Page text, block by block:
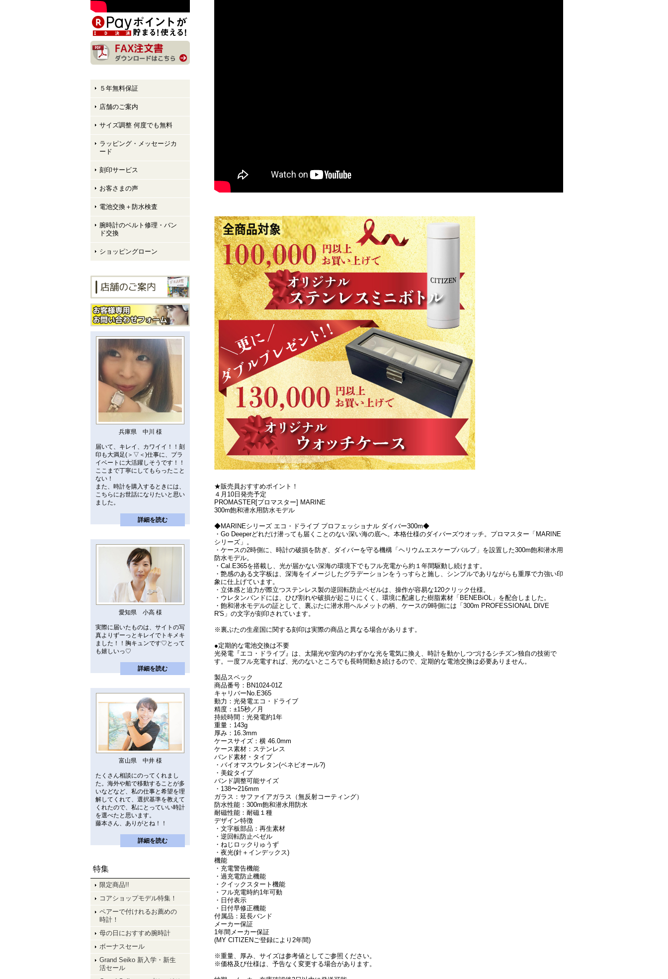
n ES9495-59E LIGHT in BL
ACK Eco-Drive 50th Anniver
sary Edition レディースモデ
ル 入荷しました！
５年無料保証
店舗のご案内
サイズ調整 何度でも無料
ラッピング・メッセージカ
ード
刻印サービス
お客さまの声
電池交換＋防水検査
腕時計のベルト修理・バン
ド交換
ショッピングローン
兵庫県 中川 様
届いて、キレイ、カワイイ！！刻
印も大満足(＞▽＜)仕事に、プラ
イベートに大活躍しそうです！！
ここまで丁寧にしてもらったこと
ない！
また、時計を購入するときには、
こちらにお世話になりたいと思い
ました。
詳細を読む
愛知県 小高 様
実際に届いたものは、サイトの写
真よりずーっとキレイでトキメキ
ました！！胸キュンです♡とって
も嬉しいっ♡
詳細を読む
富山県 中井 様
たくさん相談にのってくれまし
た。海外や船で移動することが多
いなどなど、私の仕事と希望を理
解してくれて、選択基準を教えて
くれたので、私にとっていい時計
を選べたと思います。
藤本さん、ありがとね！！
詳細を読む
特集
限定商品!!
コアショップモデル特集！
ペアーで付けれるお薦めの
時計！
母の日におすすめ腕時計
ボーナスセール
Grand Seiko 新入学・新生
活セール
★販売員おすすめポイント！
４月10日発売予定
PROMASTER[プロマスター] MARINE
300m飽和潜水用防水モデル
◆MARINEシリーズ エコ・ドライブ プロフェッショナル ダイバー300m◆
・Go Deeperどれだけ潜っても届くことのない深い海の底へ。本格仕様のダイバーズウオッチ。プロマスター「MARINE
シリーズ」。
・ケースの2時側に、時計の破損を防ぎ、ダイバーを守る機構「ヘリウムエスケープバルブ」を設置した300m飽和潜水用
防水モデル。
・Cal.E365を搭載し、光が届かない深海の環境下でもフル充電から約１年間駆動し続けます。
・艶感のある文字板は、深海をイメージしたグラデーションをうっすらと施し、シンプルでありながらも重厚で力強い印
象に仕上げています。
・立体感と迫力が際立つステンレス製の逆回転防止ベゼルは、操作が容易な120クリック仕様。
・ウレタンバンドには、ひび割れや破損が起こりにくく、環境に配慮した樹脂素材「BENEBiOL」を配合しました。
・飽和潜水モデルの証として、裏ぶたに潜水用ヘルメットの柄、ケースの9時側には「300m PROFESSIONAL DIVE
R'S」の文字が刻印されています。
※裏ぶたの生産国に関する刻印は実際の商品と異なる場合があります。
●定期的な電池交換は不要
光発電『エコ・ドライブ』は、太陽光や室内のわずかな光を電気に換え、時計を動かしつづけるシチズン独自の技術で
す。一度フル充電すれば、光のないところでも長時間動き続けるので、定期的な電池交換は必要ありません。
製品スペック
商品番号：BN1024-01Z
キャリバーNo.E365
動力：光発電エコ・ドライブ
精度：±15秒／月
持続時間：光発電約1年
重量：143g
厚み：16.3mm
ケースサイズ：横 46.0mm
ケース素材：ステンレス
バンド素材・タイプ
・バイオマスウレタン(ベネビオール?)
・美錠タイプ
バンド調整可能サイズ
・138〜216mm
ガラス：サファイアガラス（無反射コーティング）
防水性能：300m飽和潜水用防水
耐磁性能：耐磁１種
デザイン特徴
・文字板部品：再生素材
・逆回転防止ベゼル
・ねじロックりゅうず
・夜光(針＋インデックス)
機能
・充電警告機能
・過充電防止機能
・クイックスタート機能
・フル充電時約1年可動
・日付表示
・日付早修正機能
付属品：延長バンド
メーカー保証
1年間メーカー保証
(MY CITIZENご登録により2年間)
※重量、厚み、サイズは参考値としてご参照ください。
※価格及び仕様は、予告なく変更する場合があります。